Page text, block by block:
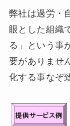
弊社は過労・
眼とした組織
る」という事
要がありませ
化する事なぞ